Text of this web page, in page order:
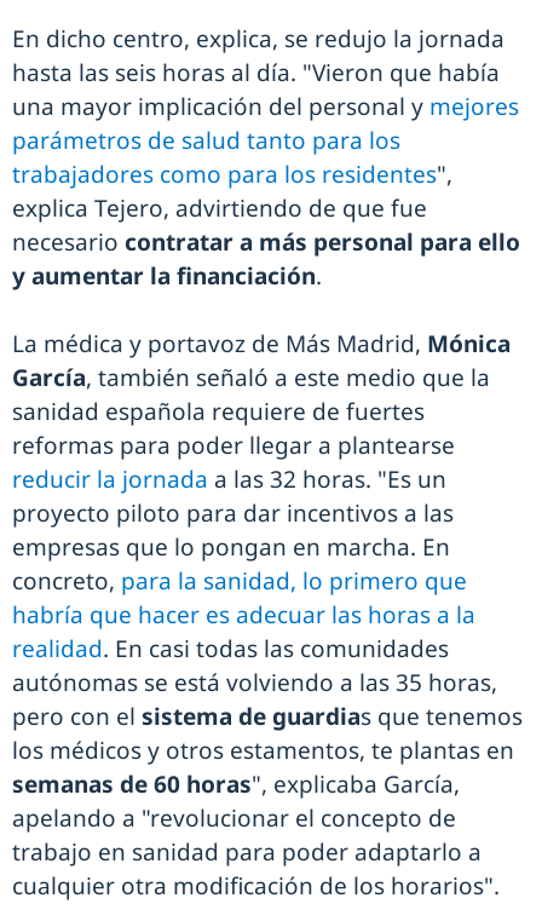
En dicho centro, explica, se redujo la jornada
hasta las seis horas al día. "Vieron que había
una mayor implicación del personal y mejores
parámetros de salud tanto para los
trabajadores como para los residentes",
explica Tejero, advirtiendo de que fue
necesario contratar a más personal para ello
y aumentar la financiación.
La médica y portavoz de Más Madrid, Mónica
García, también señaló a este medio que la
sanidad española requiere de fuertes
reformas para poder llegar a plantearse
reducir la jornada a las 32 horas. "Es un
proyecto piloto para dar incentivos a las
empresas que lo pongan en marcha. En
concreto, para la sanidad, lo primero que
habría que hacer es adecuar las horas a la
realidad. En casi todas las comunidades
autónomas se está volviendo a las 35 horas,
pero con el sistema de guardias que tenemos
los médicos y otros estamentos, te plantas en
semanas de 60 horas", explicaba García,
apelando a "revolucionar el concepto de
trabajo en sanidad para poder adaptarlo a
cualquier otra modificación de los horarios".